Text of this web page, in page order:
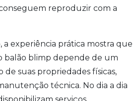
reproduzir com a
experiência prática mostra que
balão blimp depende de um
suas propriedades físicas,
técnica. No dia a dia